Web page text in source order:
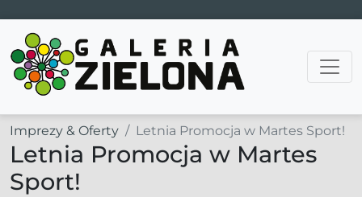
Main Navigation
Imprezy & Oferty Letnia Promocja w Martes Sport!
Letnia Promocja w Martes
Sport!